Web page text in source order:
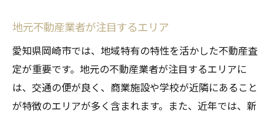
地元不動産業者が注目するエリア
愛知県岡崎市では、地域特有の特性を活かした不動産査
定が重要です。地元の不動産業者が注目するエリアに
は、交通の便が良く、商業施設や学校が近隣にあること
が特徴のエリアが多く含まれます。また、近年では、新